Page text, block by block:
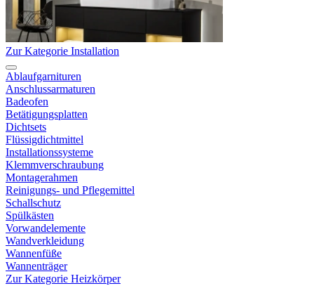
Zur Kategorie Installation
Ablaufgarnituren
Anschlussarmaturen
Badeofen
Betätigungsplatten
Dichtsets
Flüssigdichtmittel
Installationssysteme
Klemmverschraubung
Montagerahmen
Reinigungs- und Pflegemittel
Schallschutz
Spülkästen
Vorwandelemente
Wandverkleidung
Wannenfüße
Wannenträger
Zur Kategorie Heizkörper